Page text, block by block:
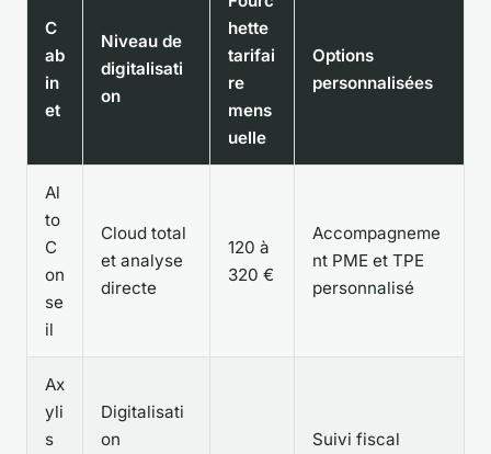
C
ab
in
et
Niveau de
digitalisati
on
hette
tarifai
re
mens
uelle
Options
personnalisées
Al
to
C
on
se
il
Cloud total
et analyse
directe
120 à
320 €
Accompagneme
nt PME et TPE
personnalisé
Ax
yli
s
Digitalisati
on
Suivi fiscal